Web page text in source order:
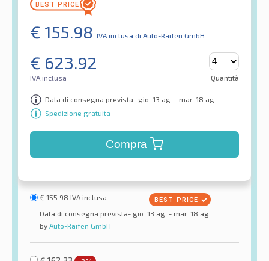
€ 155.98 IVA inclusa di Auto-Raifen GmbH
€ 623.92
IVA inclusa Quantità
Data di consegna prevista- gio. 13 ag. - mar. 18 ag.
Spedizione gratuita
Compra
€ 155.98 IVA inclusa
Data di consegna prevista- gio. 13 ag. - mar. 18 ag.
by Auto-Raifen GmbH